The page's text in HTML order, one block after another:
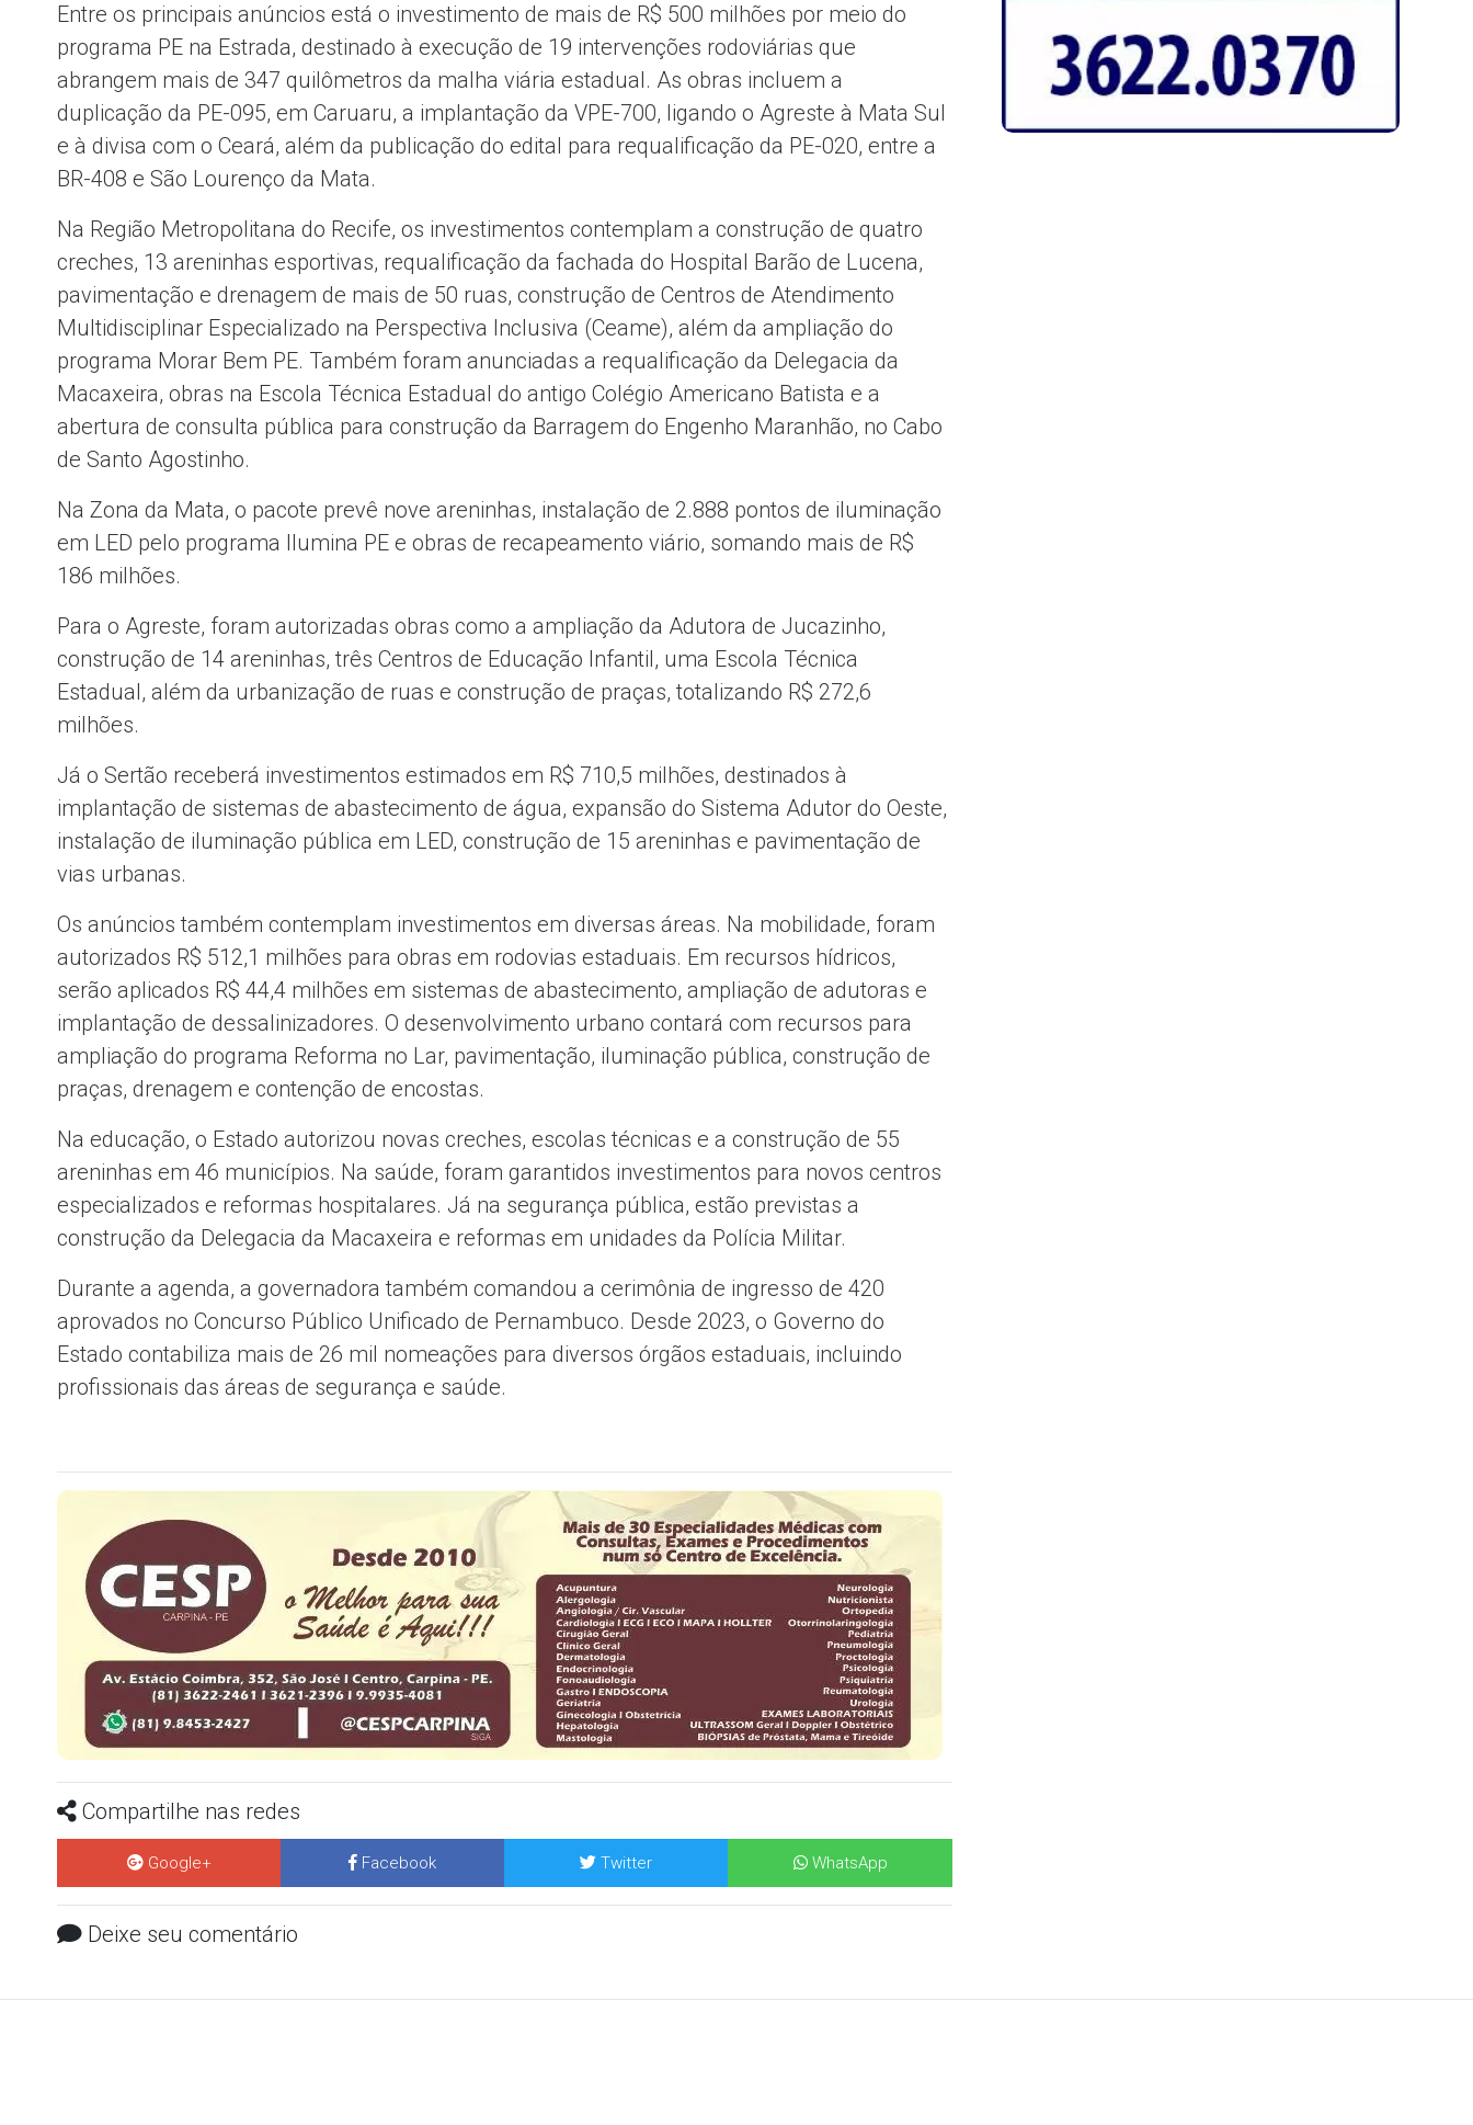
Entre os principais anúncios está o investimento de mais de R$ 500 milhões por meio do
programa PE na Estrada, destinado à execução de 19 intervenções rodoviárias que
abrangem mais de 347 quilômetros da malha viária estadual. As obras incluem a
duplicação da PE-095, em Caruaru, a implantação da VPE-700, ligando o Agreste à Mata Sul
e à divisa com o Ceará, além da publicação do edital para requalificação da PE-020, entre a
BR-408 e São Lourenço da Mata.
Na Região Metropolitana do Recife, os investimentos contemplam a construção de quatro
creches, 13 areninhas esportivas, requalificação da fachada do Hospital Barão de Lucena,
pavimentação e drenagem de mais de 50 ruas, construção de Centros de Atendimento
Multidisciplinar Especializado na Perspectiva Inclusiva (Ceame), além da ampliação do
programa Morar Bem PE. Também foram anunciadas a requalificação da Delegacia da
Macaxeira, obras na Escola Técnica Estadual do antigo Colégio Americano Batista e a
abertura de consulta pública para construção da Barragem do Engenho Maranhão, no Cabo
de Santo Agostinho.
Na Zona da Mata, o pacote prevê nove areninhas, instalação de 2.888 pontos de iluminação
em LED pelo programa Ilumina PE e obras de recapeamento viário, somando mais de R$
186 milhões.
Para o Agreste, foram autorizadas obras como a ampliação da Adutora de Jucazinho,
construção de 14 areninhas, três Centros de Educação Infantil, uma Escola Técnica
Estadual, além da urbanização de ruas e construção de praças, totalizando R$ 272,6
milhões.
Já o Sertão receberá investimentos estimados em R$ 710,5 milhões, destinados à
implantação de sistemas de abastecimento de água, expansão do Sistema Adutor do Oeste,
instalação de iluminação pública em LED, construção de 15 areninhas e pavimentação de
vias urbanas.
Os anúncios também contemplam investimentos em diversas áreas. Na mobilidade, foram
autorizados R$ 512,1 milhões para obras em rodovias estaduais. Em recursos hídricos,
serão aplicados R$ 44,4 milhões em sistemas de abastecimento, ampliação de adutoras e
implantação de dessalinizadores. O desenvolvimento urbano contará com recursos para
ampliação do programa Reforma no Lar, pavimentação, iluminação pública, construção de
praças, drenagem e contenção de encostas.
Na educação, o Estado autorizou novas creches, escolas técnicas e a construção de 55
areninhas em 46 municípios. Na saúde, foram garantidos investimentos para novos centros
especializados e reformas hospitalares. Já na segurança pública, estão previstas a
construção da Delegacia da Macaxeira e reformas em unidades da Polícia Militar.
Durante a agenda, a governadora também comandou a cerimônia de ingresso de 420
aprovados no Concurso Público Unificado de Pernambuco. Desde 2023, o Governo do
Estado contabiliza mais de 26 mil nomeações para diversos órgãos estaduais, incluindo
profissionais das áreas de segurança e saúde.
Compartilhe nas redes
Google+ Facebook Twitter WhatsApp
Deixe seu comentário